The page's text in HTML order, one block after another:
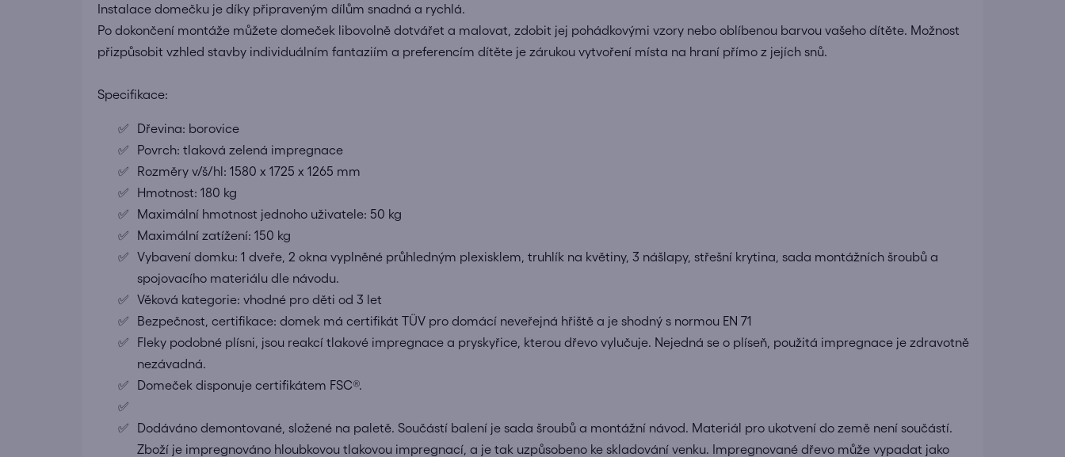
Instalace domečku je díky připraveným dílům snadná a rychlá.
Po dokončení montáže můžete domeček libovolně dotvářet a malovat, zdobit jej pohádkovými vzory nebo oblíbenou barvou vašeho dítěte. Možnost
přizpůsobit vzhled stavby individuálním fantaziím a preferencím dítěte je zárukou vytvoření místa na hraní přímo z jejích snů.
Specifikace:
Dřevina: borovice
Povrch: tlaková zelená impregnace
Rozměry v/š/hl: 1580 x 1725 x 1265 mm
Hmotnost: 180 kg
Maximální hmotnost jednoho uživatele: 50 kg
Maximální zatížení: 150 kg
Vybavení domku: 1 dveře, 2 okna vyplněné průhledným plexisklem, truhlík na květiny, 3 nášlapy, střešní krytina, sada montážních šroubů a
spojovacího materiálu dle návodu.
Věková kategorie: vhodné pro děti od 3 let
Bezpečnost, certifikace: domek má certifikát TÜV pro domácí neveřejná hřiště a je shodný s normou EN 71
Fleky podobné plísni, jsou reakcí tlakové impregnace a pryskyřice, kterou dřevo vylučuje. Nejedná se o plíseň, použitá impregnace je zdravotně
nezávadná.
Domeček disponuje certifikátem FSC®.
Dodáváno demontované, složené na paletě. Součástí balení je sada šroubů a montážní návod. Materiál pro ukotvení do země není součástí.
Zboží je impregnováno hloubkovou tlakovou impregnací, a je tak uzpůsobeno ke skladování venku. Impregnované dřevo může vypadat jako